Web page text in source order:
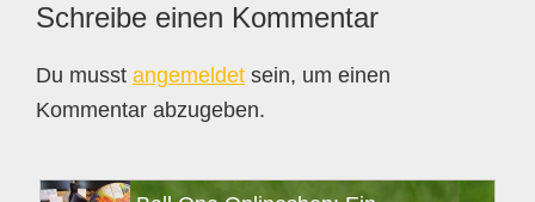
Leser-
Interaktionen
Schreibe einen Kommentar
Du musst angemeldet sein, um einen
Kommentar abzugeben.
Seitenspalte